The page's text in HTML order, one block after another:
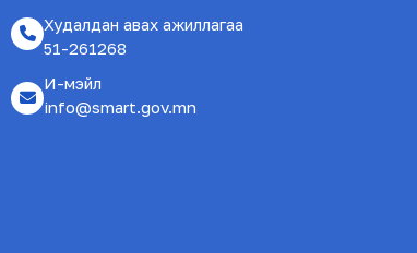
Худалдан авах ажиллагаа
51-261268
И-мэйл
info@smart.gov.mn